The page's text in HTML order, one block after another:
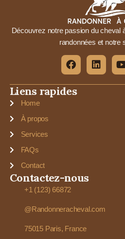
Découvrez notre passion du cheval
randonnées et notre
Liens rapides
Home
À propos
Services
FAQs
Contact
Contactez-nous
+1 (123) 66872
@Randonneracheval.com
75015 Paris, France